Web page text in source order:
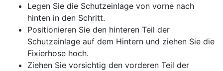
Legen Sie die Schutzeinlage von vorne nach
hinten in den Schritt.
Positionieren Sie den hinteren Teil der
Schutzeinlage auf dem Hintern und ziehen Sie die
Fixierhose hoch.
Ziehen Sie vorsichtig den vorderen Teil der